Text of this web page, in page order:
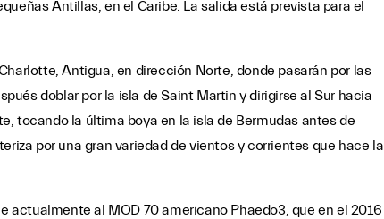
Antillas, en el Caribe. La salida está prevista para el
Antigua, en dirección Norte, donde pasarán por las
doblar por la isla de Saint Martin y dirigirse al Sur hacia
tocando la última boya en la isla de Bermudas antes de
por una gran variedad de vientos y corrientes que hace la
actualmente al MOD 70 americano Phaedo3, que en el 2016